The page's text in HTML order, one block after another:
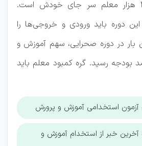
دوره باید ورودی و خروجی‌ها را
بار در دوره صحرایی، سهم آموزش و
به زیر ۱۰ درصد بودجه رسید. گره کمبود معلم باید
استخدامی آموزش و پرورش
خبر از استخدام آموزش و